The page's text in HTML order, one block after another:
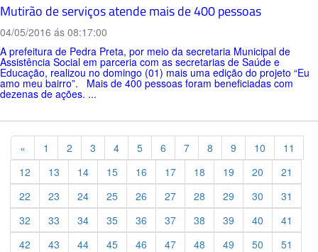
Mutirão de serviços atende mais de 400 pessoas
04/05/2016 ás 08:17:00
A prefeitura de Pedra Preta, por meio da secretaria Municipal de
Assistência Social em parceria com as secretarias de Saúde e
Educação, realizou no domingo (01) mais uma edição do projeto “Eu
amo meu bairro”. Mais de 400 pessoas foram beneficiadas com
dezenas de ações. ...
« Previous
1 2 3 4 5 6 7 8 9 10
11
12
13 14 15 16 17 18 19 20
21
22
23 24 25 26 27 28 29 30
31
32
33 34 35 36 37 38 39 40
41
42
43 44 45 46 47 48 49 50
51